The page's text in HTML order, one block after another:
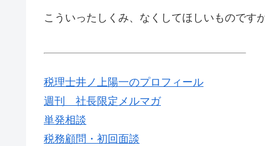
こういったしくみ、なくしてほしいものです
税理士井ノ上陽一のプロフィール
週刊 社長限定メルマガ
単発相談
税務顧問・初回面談